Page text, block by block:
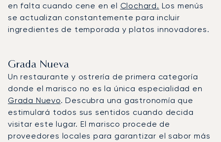
en falta cuando cene en el Clochard. Los menús
se actualizan constantemente para incluir
ingredientes de temporada y platos innovadores.
Grada Nueva
Un restaurante y ostrería de primera categoría
donde el marisco no es la única especialidad en
Grada Nuevo. Descubra una gastronomía que
estimulará todos sus sentidos cuando decida
visitar este lugar. El marisco procede de
proveedores locales para garantizar el sabor más